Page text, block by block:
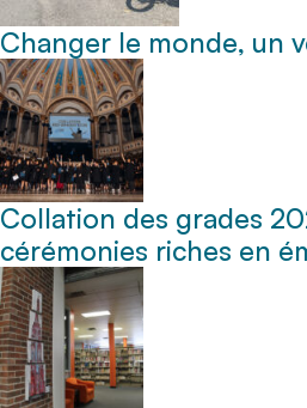
Changer le monde, un
Collation des grades
cérémonies riches en